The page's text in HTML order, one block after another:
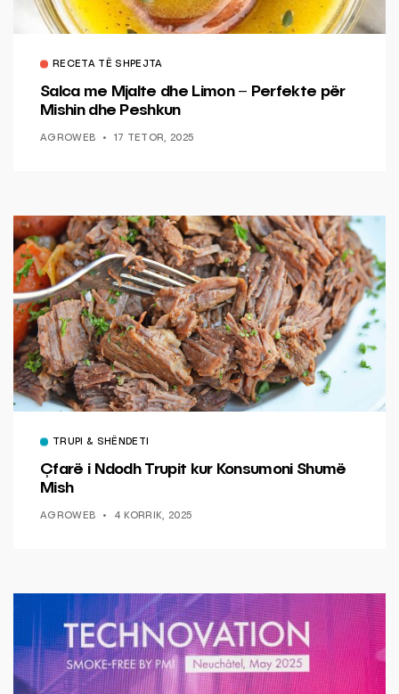
RECETA TË SHPEJTA
Salca me Mjalte dhe Limon – Perfekte për
Mishin dhe Peshkun
AGROWEB 17 TETOR, 2025
TRUPI & SHËNDETI
Çfarë i Ndodh Trupit kur Konsumoni Shumë
Mish
AGROWEB 4 KORRIK, 2025